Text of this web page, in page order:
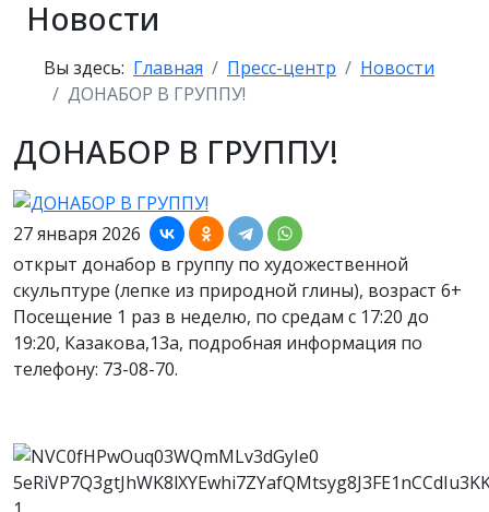
Новости
Вы здесь: Главная Пресс-центр
Новости
ДОНАБОР В ГРУППУ!
ДОНАБОР В ГРУППУ!
27 января 2026
открыт донабор в группу по художественной
скульптуре (лепке из природной глины), возраст 6+
Посещение 1 раз в неделю, по средам с 17:20 до
19:20, Казакова,13а, подробная информация по
телефону: 73-08-70.